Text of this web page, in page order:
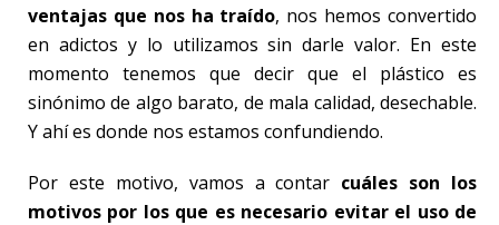
ventajas que nos ha traído, nos hemos convertido
en adictos y lo utilizamos sin darle valor. En este
momento tenemos que decir que el plástico es
sinónimo de algo barato, de mala calidad, desechable.
Y ahí es donde nos estamos confundiendo.
Por este motivo, vamos a contar cuáles son los
motivos por los que es necesario evitar el uso de